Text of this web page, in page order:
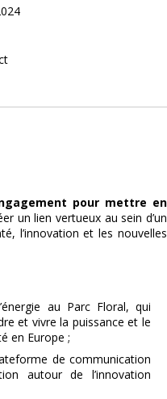
pour mettre en
un lien vertueux au sein d’un
l’innovation et les nouvelles
au Parc Floral, qui
et vivre la puissance et le
en Europe ;
de communication
autour de l’innovation